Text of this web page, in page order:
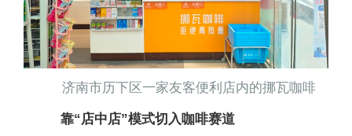
济南市历下区一家友客便利店内的挪瓦咖啡
靠“店中店”模式切入咖啡赛道